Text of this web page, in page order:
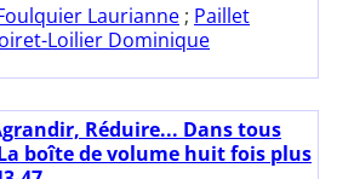
Laurianne ; Paillet
Loilier Dominique
Réduire... Dans tous
boîte de volume huit fois plus